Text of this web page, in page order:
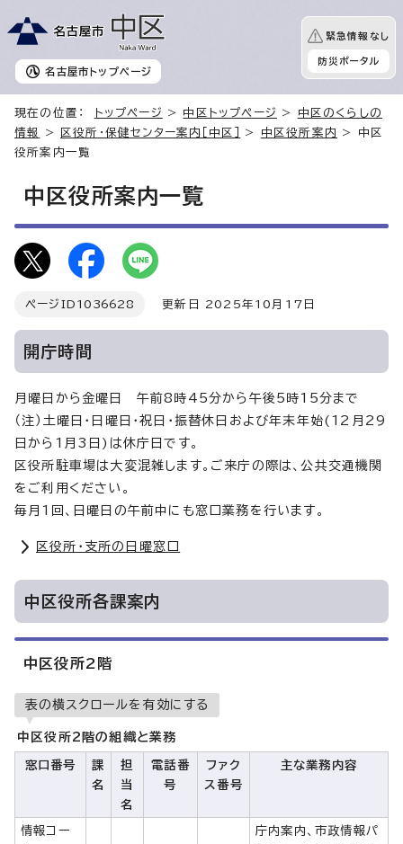
名古屋市 トップページ
緊急情報なし
防災ポータル
現在の位置： トップページ > 中区トップページ >
中区のくらしの
情報
> 区役所・保健センター案内［中区］ > 中区役所案内
> 中区
役所案内一覧
中区役所案内一覧
ページID 1036628 更新日 2025年10月17日
開庁時間
月曜日から金曜日 午前8時45分から午後5時15分まで
（注）土曜日・日曜日・祝日・振替休日および年末年始(12月29
日から1月3日)は休庁日です。
区役所駐車場は大変混雑します。ご来庁の際は、公共交通機関
をご利用ください。
毎月1回、日曜日の午前中にも窓口業務を行います。
区役所・支所の日曜窓口
中区役所各課案内
中区役所2階
表の横スクロールを有効にする
中区役所2階の組織と業務
窓口番号
課
名
担
当
名
電話番
号
ファク
ス番号
主な業務内容
情報コー
庁内案内、市政情報パ